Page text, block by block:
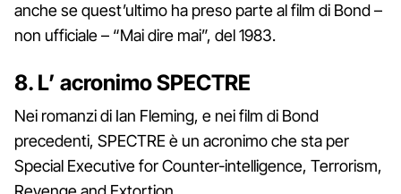
anche se quest’ultimo ha preso parte al film di Bond –
non ufficiale – “Mai dire mai”, del 1983.
8. L’ acronimo SPECTRE
Nei romanzi di Ian Fleming, e nei film di Bond
precedenti, SPECTRE è un acronimo che sta per
Special Executive for Counter-intelligence, Terrorism,